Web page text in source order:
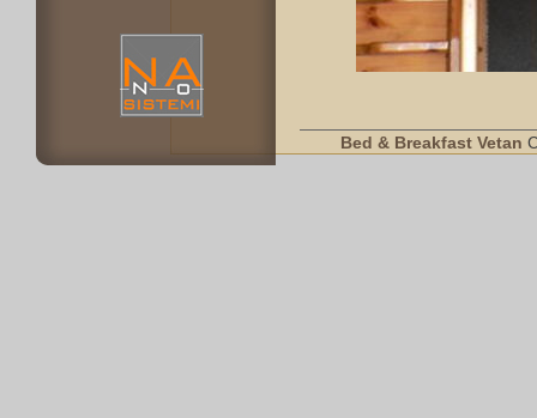
Bed & Breakfast Vetan